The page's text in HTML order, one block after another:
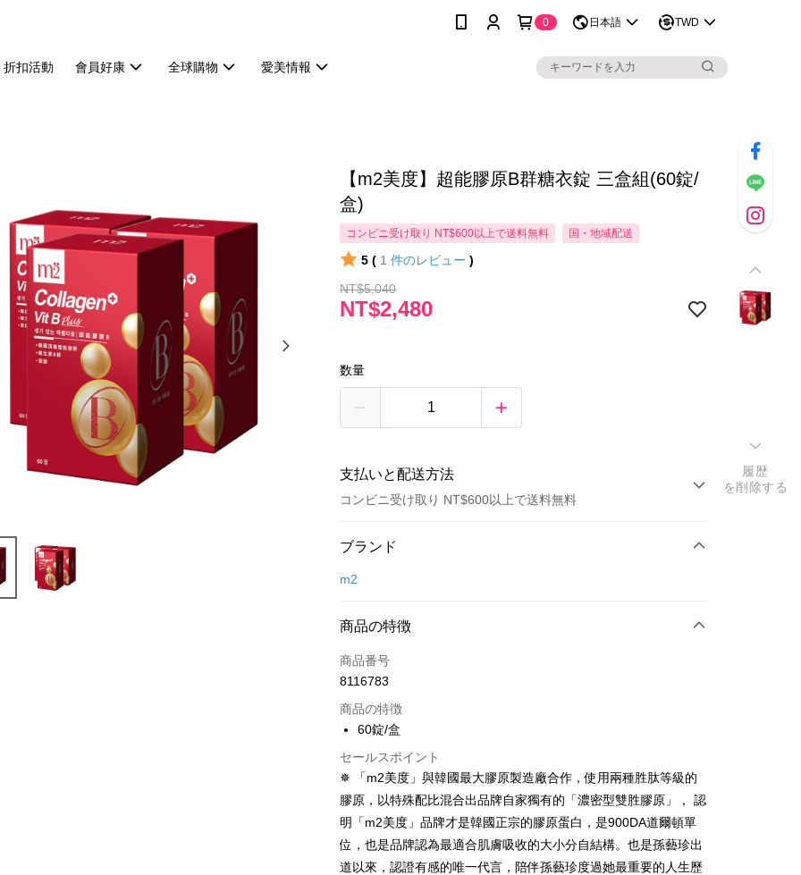
0 日本語 TWD
折扣活動 會員好康 全球購物 愛美情報
【m2美度】超能膠原B群糖衣錠 三盒組(60錠/
盒)
コンビニ受け取り NT$600以上で送料無料 国・地域配送
5 ( 1件のレビュー )
NT$5,040
NT$2,480
数量
支払いと配送方法
コンビニ受け取り NT$600以上で送料無料
お支払い方法
クレジットカード1回払い
Apple Pay
JKOPAY
Google Pay
Plus Pay
AFTEE代金後払い
説明
ブランド
m2
商品の特徴
商品番号
8116783
商品の特徴
60錠/盒
セールスポイント
✵ 「m2美度」與韓國最大膠原製造廠合作，使用兩種胜肽等級的
膠原，以特殊配比混合出品牌自家獨有的「濃密型雙胜膠原」， 認
明「m2美度」品牌才是韓國正宗的膠原蛋白，是900DA道爾頓單
位，也是品牌認為最適合肌膚吸收的大小分自結構。也是孫藝珍出
道以來，認證有感的唯一代言，陪伴孫藝珍度過她最重要的人生歷
履歴
を削除する